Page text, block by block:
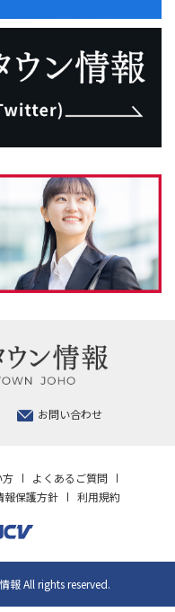
お問い合わせ
よくあるご質問
報保護方針 利用規約
報 All rights reserved.